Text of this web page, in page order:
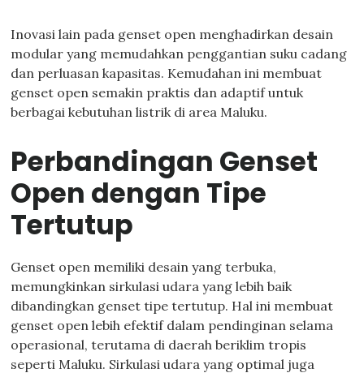
Inovasi lain pada genset open menghadirkan desain
modular yang memudahkan penggantian suku cadang
dan perluasan kapasitas. Kemudahan ini membuat
genset open semakin praktis dan adaptif untuk
berbagai kebutuhan listrik di area Maluku.
Perbandingan Genset
Open dengan Tipe
Tertutup
Genset open memiliki desain yang terbuka,
memungkinkan sirkulasi udara yang lebih baik
dibandingkan genset tipe tertutup. Hal ini membuat
genset open lebih efektif dalam pendinginan selama
operasional, terutama di daerah beriklim tropis
seperti Maluku. Sirkulasi udara yang optimal juga